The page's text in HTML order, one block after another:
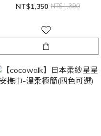
NT$1,350 NT$1,390